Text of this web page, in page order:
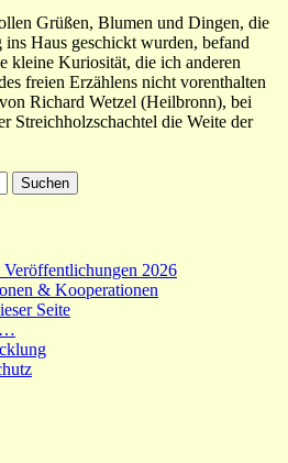
Grüßen, Blumen und Dingen, die
Haus geschickt wurden, befand
kleine Kuriosität, die ich anderen
freien Erzählens nicht vorenthalten
Richard Wetzel (Heilbronn), bei
Streichholzschachtel die Weite der
2026
& Kooperationen
Seite